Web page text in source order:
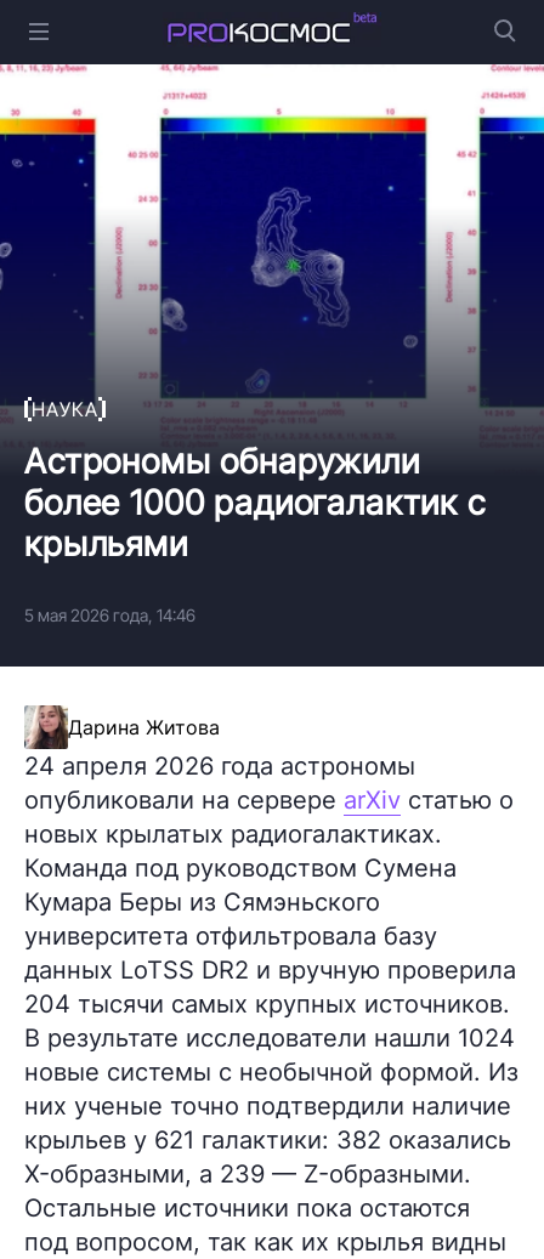
НАУКА
Астрономы обнаружили
более 1000 радиогалактик с
крыльями
5 мая 2026 года, 14:46
Дарина Житова
24 апреля 2026 года астрономы
опубликовали на сервере arXiv статью о
новых крылатых радиогалактиках.
Команда под руководством Сумена
Кумара Беры из Сямэньского
университета отфильтровала базу
данных LoTSS DR2 и вручную проверила
204 тысячи самых крупных источников.
В результате исследователи нашли 1024
новые системы с необычной формой. Из
них ученые точно подтвердили наличие
крыльев у 621 галактики: 382 оказались
X-образными, а 239 — Z-образными.
Остальные источники пока остаются
под вопросом, так как их крылья видны